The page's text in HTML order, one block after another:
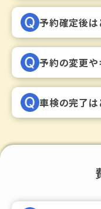
予約確定後
予約の変更
車検の完了